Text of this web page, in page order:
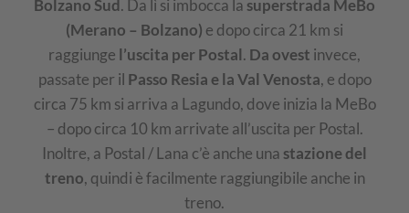
Bolzano Sud. Da lì si imbocca la superstrada MeBo
(Merano – Bolzano) e dopo circa 21 km si
raggiunge l’uscita per Postal. Da ovest invece,
passate per il Passo Resia e la Val Venosta, e dopo
circa 75 km si arriva a Lagundo, dove inizia la MeBo
– dopo circa 10 km arrivate all’uscita per Postal.
Inoltre, a Postal / Lana c’è anche una stazione del
treno, quindi è facilmente raggiungibile anche in
treno.